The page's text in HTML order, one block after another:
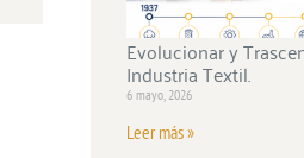
Evolucionar y
Industria Textil.
6 mayo, 2026
Leer más »